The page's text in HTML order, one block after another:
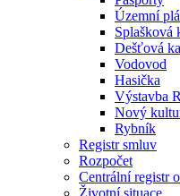
Územní
Splašková
Dešťová
Vodovod
Hasička
Výstavba
Nový
Rybník
Registr smluv
Rozpočet
Centrální registr
Životní situace